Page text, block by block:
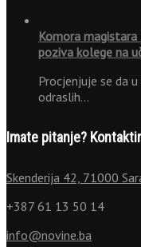
Komora
poziva kolege na
Procjenjuje se da
odraslih…
Imate pitanje?
Skenderija 42, 71000
+387 61 13 50 14
info@novine.ba